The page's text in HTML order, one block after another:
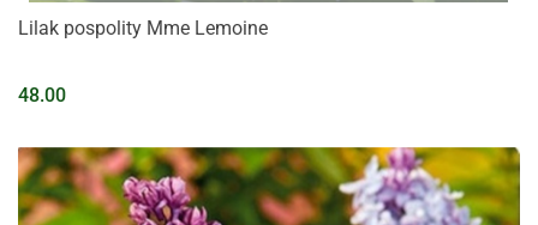
Lilak pospolity Mme Lemoine
48.00